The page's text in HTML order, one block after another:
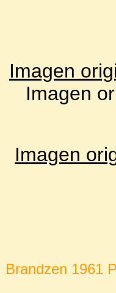
Imagen
Imagen
Imagen
Brandzen 1961